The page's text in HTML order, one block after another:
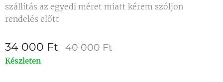
szállítás az egyedi méret miatt kérem szóljon
rendelés előtt
34 000 Ft 40 000Ft
Készleten